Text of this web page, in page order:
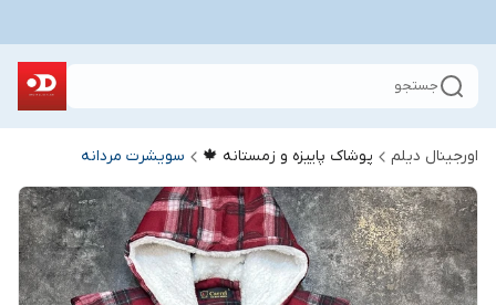
جستجو
اورجینال دیلم پوشاک پاییزه و زمستانه 🍁 سویشرت مردانه